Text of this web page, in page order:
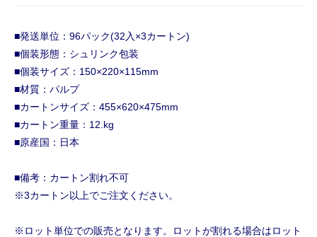
■発送単位：96パック(32入×3カートン)
■個装形態：シュリンク包装
■個装サイズ：150×220×115mm
■材質：パルプ
■カートンサイズ：455×620×475mm
■カートン重量：12.kg
■原産国：日本
■備考：カートン割れ不可
※3カートン以上でご注文ください。
※ロット単位での販売となります。ロットが割れる場合はロット